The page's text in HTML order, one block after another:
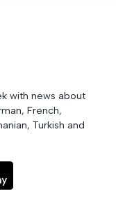
with news about
French,
Turkish and